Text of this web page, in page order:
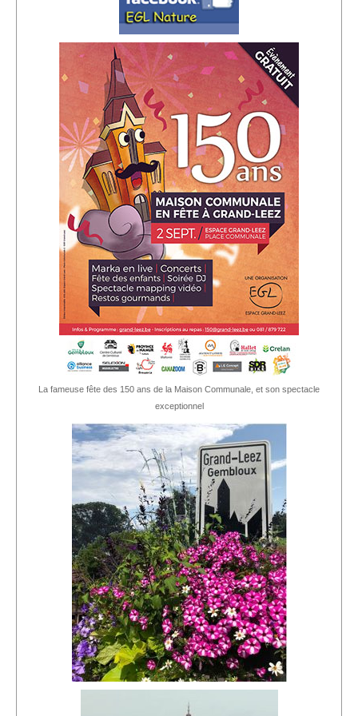
Inscrivez-vous à notre Lettre d'information
La fameuse fête des 150 ans de la Maison Communale, et son spectacle
exceptionnel